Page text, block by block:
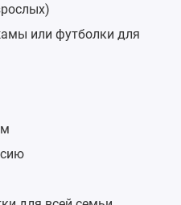
или футболки для